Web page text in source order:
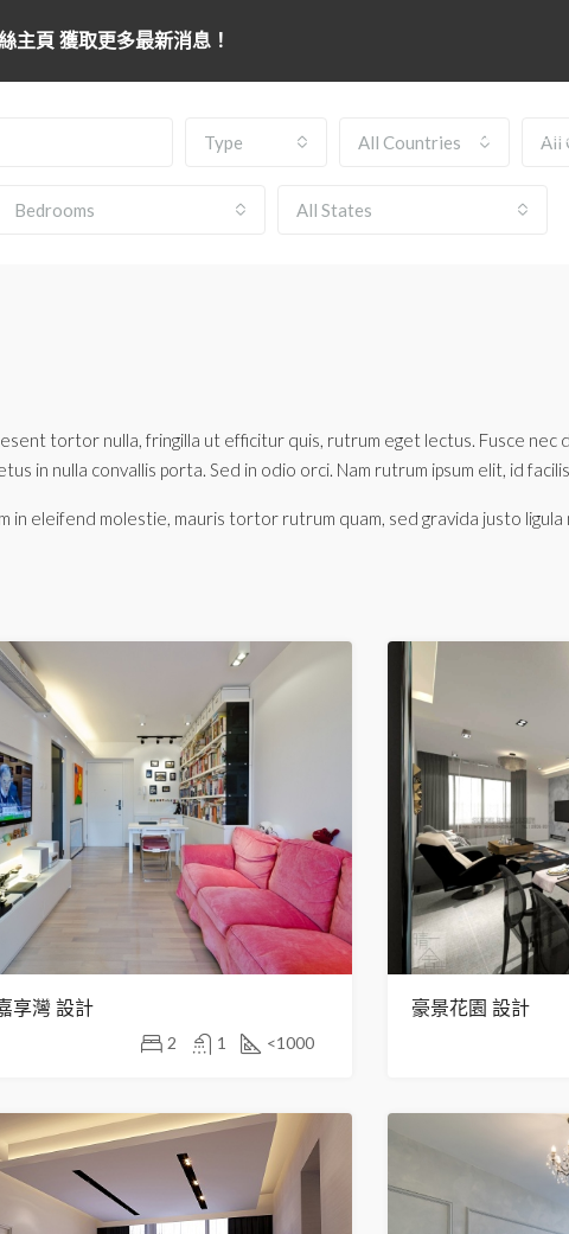
首頁 工程
Type All Countries All
Bedrooms All States
tortor nulla, fringilla ut efficitur quis, rutrum eget lectus. Fusce nec
in nulla convallis porta. Sed in odio orci. Nam rutrum ipsum elit, id
in eleifend molestie, mauris tortor rutrum quam, sed gravida justo
享灣 設計
2 1 <1000
豪景花園 設計
主頁 獲取更多最新消息！